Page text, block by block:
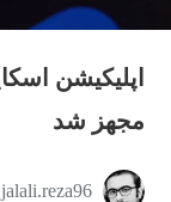
مجهز شد
jalali.reza96